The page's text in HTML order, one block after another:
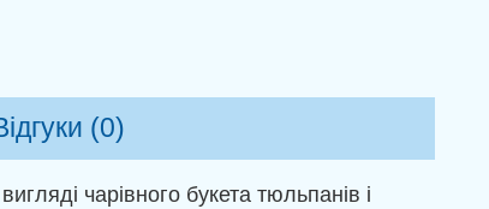
(0)
чарівного букета тюльпанів і